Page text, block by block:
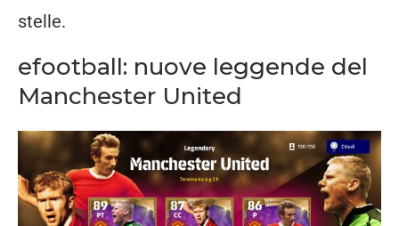
stelle.
efootball: nuove leggende del
Manchester United